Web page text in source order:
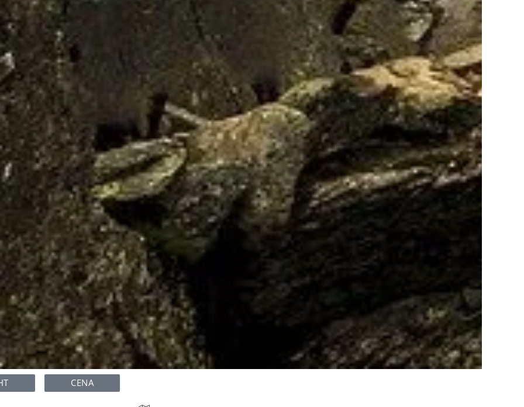
CENA